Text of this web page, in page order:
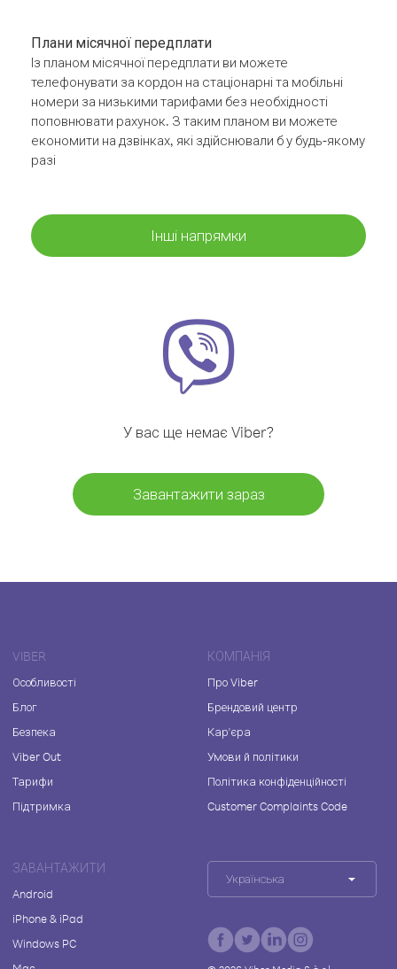
Плани місячної передплати
Із планом місячної передплати ви можете
телефонувати за кордон на стаціонарні та мобільні
номери за низькими тарифами без необхідності
поповнювати рахунок. З таким планом ви можете
економити на дзвінках, які здійснювали б у будь-якому
разі
Інші напрямки
У вас ще немає Viber?
Завантажити зараз
VIBER
Особливості
Блог
Безпека
Viber Out
Тарифи
Підтримка
КОМПАНІЯ
Про Viber
Брендовий центр
Кар'єра
Умови й політики
Політика конфіденційності
Customer Complaints Code
ЗАВАНТАЖИТИ
Android
iPhone & iPad
Windows PC
Українська